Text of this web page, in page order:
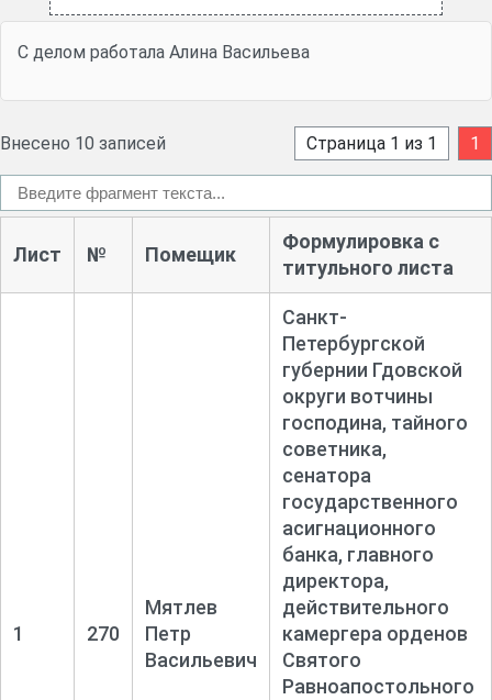
С делом работала Алина Васильева
Внесено 10 записей Страница 1 из 1 1
Лист № Помещик
Формулировка с
титульного листа
1 270
Мятлев
Петр
Васильевич
Санкт-
Петербургской
губернии Гдовской
округи вотчины
господина, тайного
советника,
сенатора
государственного
асигнационного
банка, главного
директора,
действительного
камергера орденов
Святого
Равноапостольного